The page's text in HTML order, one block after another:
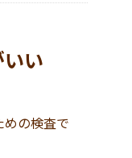
いい
の検査で